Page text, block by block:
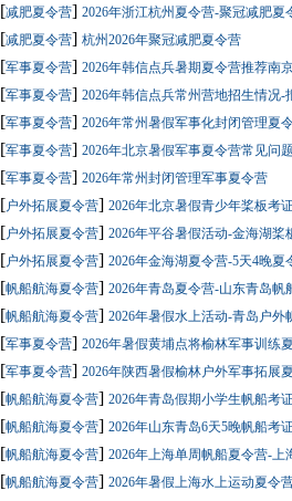
[减肥夏令营] 2026年浙江杭州夏令营-聚冠减肥夏
[减肥夏令营] 杭州2026年聚冠减肥夏令营
[军事夏令营] 2026年韩信点兵暑期夏令营推荐南
[军事夏令营] 2026年韩信点兵常州营地招生情况-
[军事夏令营] 2026年常州暑假军事化封闭管理夏
[军事夏令营] 2026年北京暑假军事夏令营常见问
[军事夏令营] 2026年常州封闭管理军事夏令营
[户外拓展夏令营] 2026年北京暑假青少年桨板考
[户外拓展夏令营] 2026年平谷暑假活动-金海湖桨
[户外拓展夏令营] 2026年金海湖夏令营-5天4晚夏
[帆船航海夏令营] 2026年青岛夏令营-山东青岛帆
[帆船航海夏令营] 2026年暑假水上活动-青岛户外
[军事夏令营] 2026年暑假黄埔点将榆林军事训练
[军事夏令营] 2026年陕西暑假榆林户外军事拓展
[帆船航海夏令营] 2026年青岛假期小学生帆船考
[帆船航海夏令营] 2026年山东青岛6天5晚帆船考
[帆船航海夏令营] 2026年上海单周帆船夏令营-上
[帆船航海夏令营] 2026年暑假上海水上运动夏令